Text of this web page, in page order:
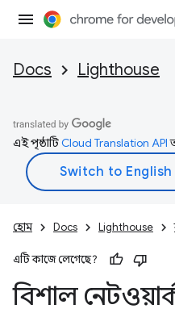
Docs Lighthouse
এই পৃষ্ঠাটিCloud Translation API
হোম Docs Lighthouse
এটি কাজে লেগেছে?
বিশাল